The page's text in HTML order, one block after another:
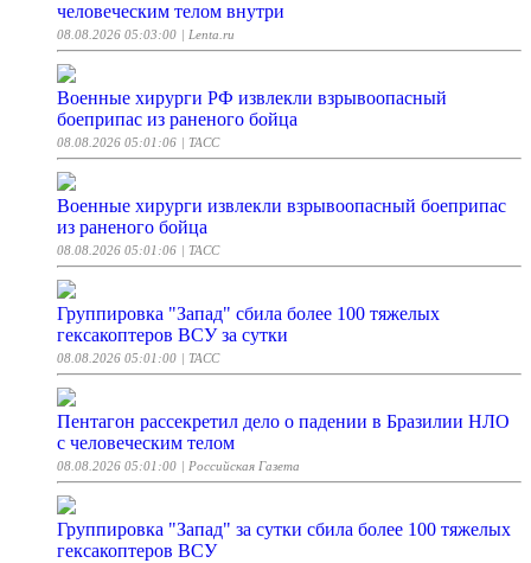
человеческим телом внутри
08.08.2026 05:03:00 | Lenta.ru
Военные хирурги РФ извлекли взрывоопасный
боеприпас из раненого бойца
08.08.2026 05:01:06 | ТАСС
Военные хирурги извлекли взрывоопасный боеприпас
из раненого бойца
08.08.2026 05:01:06 | ТАСС
Группировка "Запад" сбила более 100 тяжелых
гексакоптеров ВСУ за сутки
08.08.2026 05:01:00 | ТАСС
Пентагон рассекретил дело о падении в Бразилии НЛО
с человеческим телом
08.08.2026 05:01:00 | Российская Газета
Группировка "Запад" за сутки сбила более 100 тяжелых
гексакоптеров ВСУ